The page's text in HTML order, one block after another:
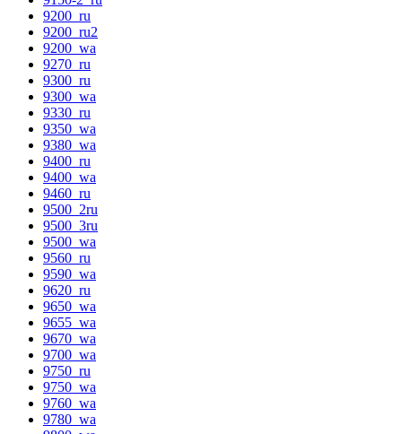
9200_ru
9200_ru2
9200_wa
9270_ru
9300_ru
9300_wa
9330_ru
9350_wa
9380_wa
9400_ru
9400_wa
9460_ru
9500_2ru
9500_3ru
9500_wa
9560_ru
9590_wa
9620_ru
9650_wa
9655_wa
9670_wa
9700_wa
9750_ru
9750_wa
9760_wa
9780_wa